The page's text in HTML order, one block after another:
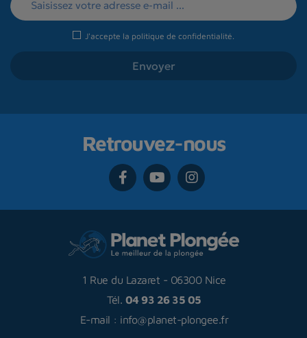
J'accepte la politique de confidentialité
Retrouvez-nous
1 Rue du Lazaret - 06300 Nice
Tél. 04 93 26 35 05
E-mail : info@planet-plongee.fr